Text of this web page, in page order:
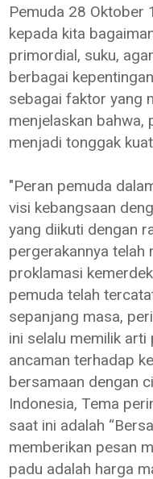
Pemuda 28 Oktober
kepada kita
primordial, suku,
berbagai
sebagai faktor yang
menjelaskan bahwa,
menjadi tonggak
"Peran pemuda
visi kebangsaan
yang diikuti dengan
pergerakannya telah
proklamasi
pemuda telah
sepanjang masa,
ini selalu memilik
ancaman terhadap
bersamaan dengan
Indonesia, Tema
saat ini adalah
memberikan pesan
padu adalah harga